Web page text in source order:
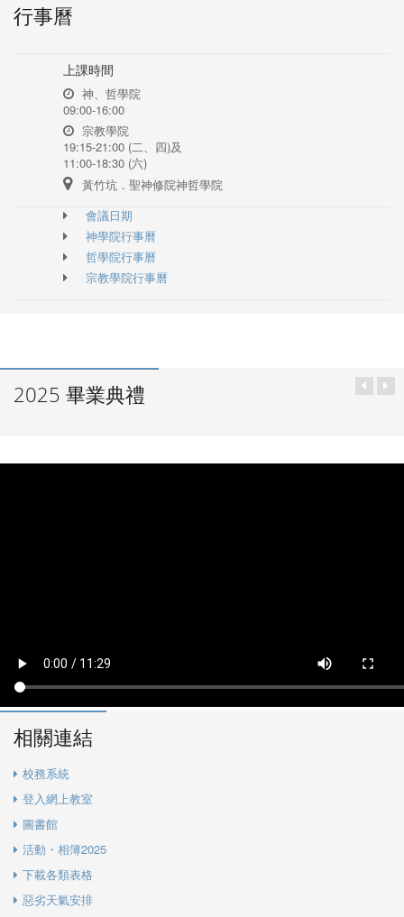
行事曆
上課時間
神、哲學院
09:00-16:00
宗教學院
19:15-21:00 (二、四)及
11:00-18:30 (六)
黃竹坑．聖神修院神哲學院
會議日期
神學院行事曆
哲學院行事曆
宗教學院行事曆
2025 畢業典禮
相關連結
校務系統
登入網上教室
圖書館
活動・相簿2025
下載各類表格
惡劣天氣安排